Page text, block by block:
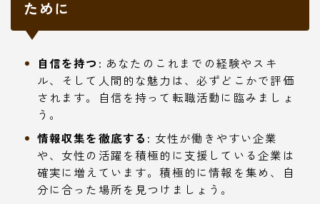
ために
自信を持つ: あなたのこれまでの経験やスキ
ル、そして人間的な魅力は、必ずどこかで評価
されます。自信を持って転職活動に臨みましょ
う。
情報収集を徹底する: 女性が働きやすい企業
や、女性の活躍を積極的に支援している企業は
確実に増えています。積極的に情報を集め、自
分に合った場所を見つけましょう。